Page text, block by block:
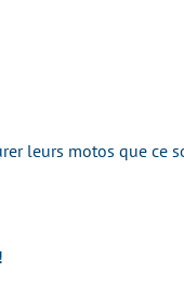
leurs motos que ce